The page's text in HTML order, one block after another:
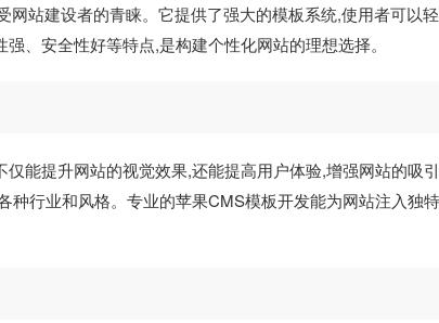
站建设者的青睐。它提供了强大的模板系统,使用者可以
、安全性好等特点,是构建个性化网站的理想选择。
能提升网站的视觉效果,还能提高用户体验,增强网站的吸
行业和风格。专业的苹果CMS模板开发能为网站注入独